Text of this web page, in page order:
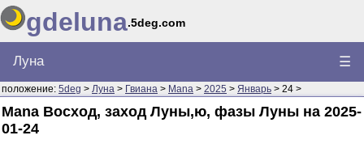
gdeluna.5deg.com
Луна ☰
положение: 5deg > Луна > Гвиана > Mana > 2025 > Январь > 24 >
Mana Восход, заход Луны,ю, фазы Луны на 2025-
01-24